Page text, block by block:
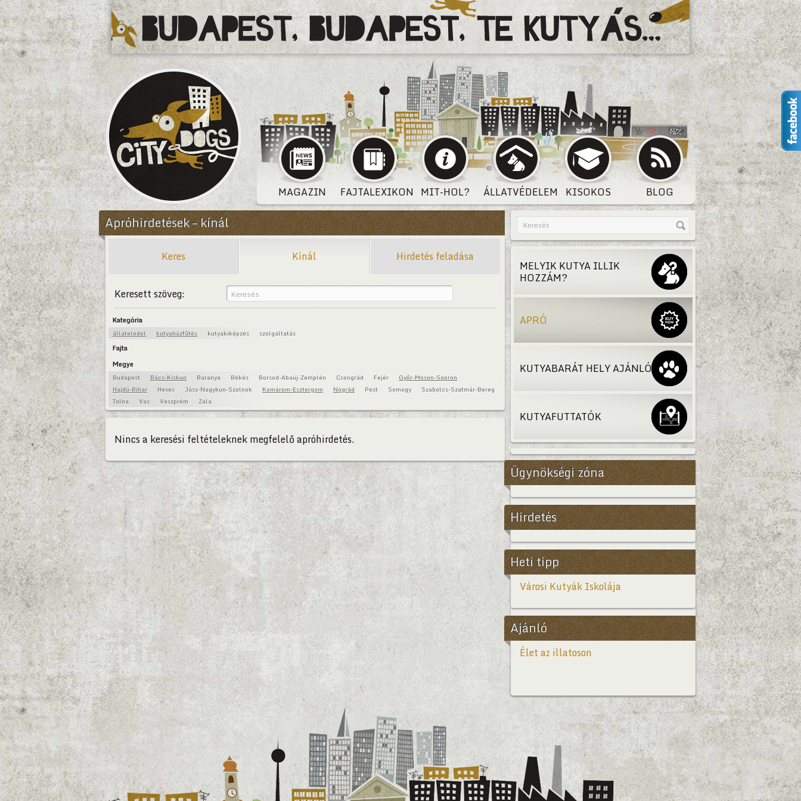
CityDogs
MAGAZIN FAJTALEXIKON MIT-HOL? ÁLLATVÉDELEM KISOKOS BLOG
Apróhirdetések – kínál
Keres Kínál Hirdetés feladása
Keresett szöveg:
Kategória
állateledel kutyaházfűtés kutyakiképzés szolgaltatás
Fajta
Megye
Budapest Bács-Kiskun Baranya Békés Borsod-Abaúj-Zemplén Csongrád Fejér
Győr-Moson-Sopron
Hajdú-Bihar
Heves Jász-Nagykun-Szolnok Komárom-Esztergom Nógrád Pest Somogy
Szabolcs-Szatmár-Bereg
Tolna
Vas Veszprém Zala
Nincs a keresési feltételeknek megfelelő apróhirdetés.
MELYIK KUTYA ILLIK
HOZZÁM?
APRÓ
KUTYABARÁT HELY AJÁNLÓ
KUTYAFUTTATÓK
Ügynökségi zóna
Hirdetés
Heti tipp
Városi Kutyák Iskolája
Ajánló
Élet az illatoson